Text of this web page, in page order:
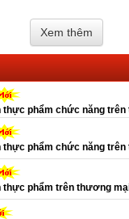
Xem thêm
thực phẩm chức năng
thực phẩm chức năng
thực phẩm trên thương